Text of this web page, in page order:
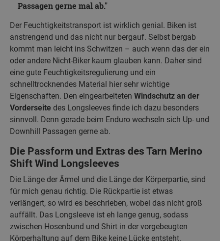
Passagen gerne mal ab.
Der Feuchtigkeitstransport ist wirklich genial. Biken ist
anstrengend und das nicht nur bergauf. Selbst bergab
kommt man leicht ins Schwitzen – auch wenn das der ein
oder andere Nicht-Biker kaum glauben kann. Daher sind
eine gute Feuchtigkeitsregulierung und ein
schnelltrocknendes Material hier sehr wichtige
Eigenschaften. Den eingearbeiteten Windschutz an der
Vorderseite des Longsleeves finde ich dazu besonders
sinnvoll. Denn gerade beim Enduro wechseln sich Up- und
Downhill Passagen gerne ab.
Die Passform und Extras des Tarn Merino
Shift Wind Longsleeves
Die Länge der Ärmel und die Länge der Körperpartie, sind
für mich genau richtig. Die Rückpartie ist etwas
verlängert, so wird es beschrieben, wobei das nicht groß
auffällt. Das Longsleeve ist eh lange genug, sodass
zwischen Hosenbund und Shirt in der vorgebeugten
Körperhaltung auf dem Bike keine Lücke entsteht.